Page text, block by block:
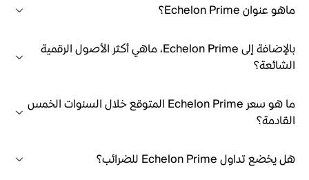
ماهو عنوان Echelon Prime؟
بالإضافة إلى Echelon Prime، ماهي أكثر الأصول الرقمية
الشائعة؟
ما هو سعر Echelon Prime المتوقع خلال السنوات الخمس
القادمة؟
هل يخضع تداول Echelon Prime للضرائب؟